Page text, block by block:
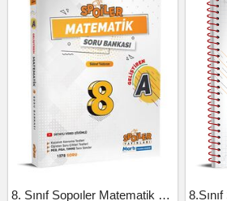
8. Sınıf Sopoıler Matematik Soru Bankası A Kitap 2023